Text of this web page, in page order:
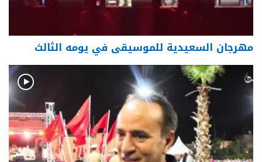
مهرجان السعيدية للموسيقى في يومه الثالث